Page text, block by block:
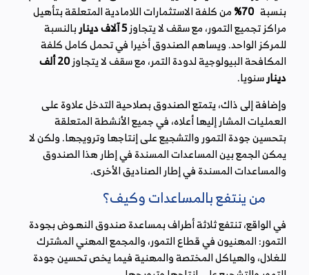
بنسبة70% من كلفة الاستثمارات اللامادية المتعلقة بتأهيل
مراكز تجميع التمور، مع سقف لا يتجاوز5 آلاف دينار
بالنسبة
للمركز الواحد. ويساهم الصندوق أخيرا في تحمل كامل كلفة
المكافحة البيولوجية لدودة التمر، مع سقف لا يتجاوز
20 ألف
دينارسنويا.
وإضافة إلى ذاك، يتمتع الصندوق بصلاحية التدخل علاوة على
العمليات المشار إليها أعلاه، في جميع الأنشطة المتعلقة
بتحسين جودة التمور والتشجيع على إنتاجها وترويجها. ولكن لا
يمكن الجمع بين المساعدات المسندة في إطار هذا الصندوق
والمساعدات المسندة في إطار الصناديق الأخرى.
من ينتفع بالمساعدات وكيف؟
في الواقع، تنتفع ثلاثة أطراف بمساعدة صندوق النهـوض بجودة
التمور: المهنيون في قطاع التمور، والمجمع المهني المشترك
للغلال، والهياكل المختصة والمهنية فيما يخص تحسين جودة